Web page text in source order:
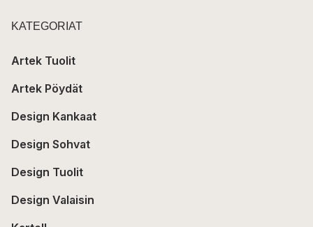
KATEGORIAT
Artek Tuolit
Artek Pöydät
Design Kankaat
Design Sohvat
Design Tuolit
Design Valaisin